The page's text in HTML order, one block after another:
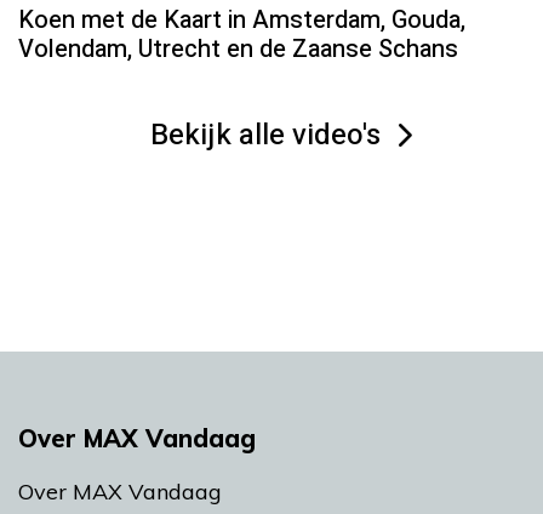
Koen met de Kaart in Amsterdam, Gouda,
Volendam, Utrecht en de Zaanse Schans
Bekijk alle video's
Over MAX Vandaag
Over MAX Vandaag